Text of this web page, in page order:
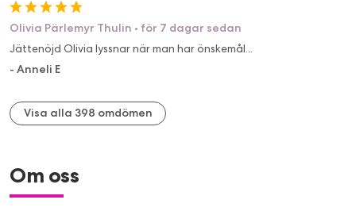
Olivia Pärlemyr Thulin • för 7 dagar sedan
Jättenöjd Olivia lyssnar när man har önskemål...
- Anneli E
Visa alla 398 omdömen
Om oss